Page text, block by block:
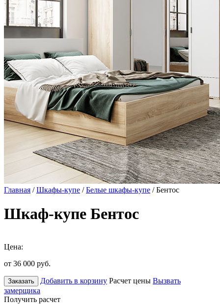
Главная /Шкафы-купе /Белые шкафы-купе / Бентос
Шкаф-купе Бентос
Цена:
от 36 000 руб.
Заказать Добавить в корзину Расчет цены Вызвать
замерщика
Получить расчет